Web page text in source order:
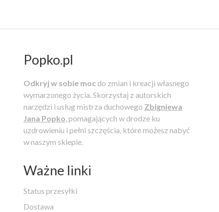
Popko.pl
Odkryj w sobie moc do zmian i kreacji własnego
wymarzonego życia.Skorzystaj z autorskich
narzędzi i usług mistrza duchowego Zbigniewa
Jana Popko, pomagających w drodze ku
uzdrowieniu i pełni szczęścia, które możesz nabyć
w naszym sklepie.
Ważne linki
Status przesyłki
Dostawa